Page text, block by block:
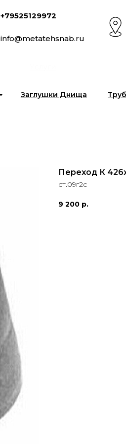
+79525129972
info@metatehsnab.ru
Заглушки Днища
Переход К
ст.09г2с
9 200 р.